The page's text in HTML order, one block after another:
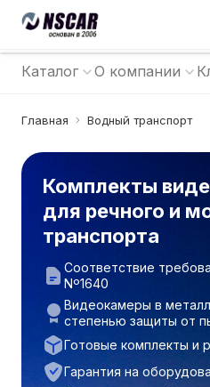
Каталог О компании
Главная Водный транспорт
Комплекты
для речного и
транспорта
Соответствие
Nº1640
Видеокамеры в
степенью защиты от
Готовые комплекты и
Гарантия на